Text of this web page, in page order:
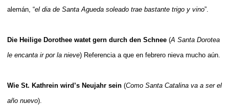
alemán, “el dia de Santa Agueda soleado trae bastante trigo y vino”.
Die Heilige Dorothee watet gern durch den Schnee (A Santa Dorotea
le encanta ir por la nieve) Referencia a que en febrero nieva mucho aún.
Wie St. Kathrein wird’s Neujahr sein (Como Santa Catalina va a ser el
año nuevo).